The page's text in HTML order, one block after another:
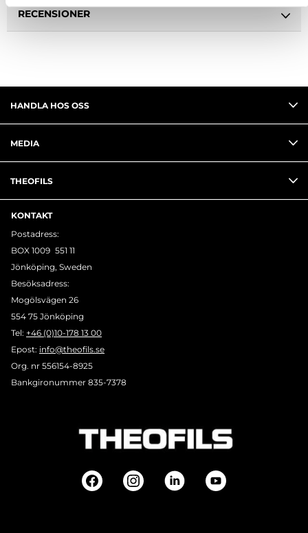
RECENSIONER
HANDLA HOS OSS
MEDIA
THEOFILS
KONTAKT
Postadress:
BOX 1009 551 11
Jönköping, Sweden
Besöksadress:
Mogölsvägen 26
554 75 Jönköping
Tel: +46 (0)10-178 13 00
Epost: info@theofils.se
Org. nr 556154-8925
Bankgironummer 835-7378